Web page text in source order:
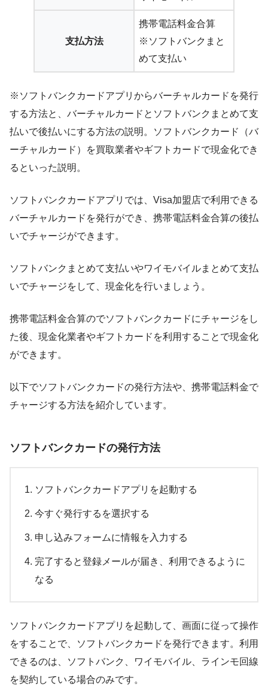
支払方法
携帯電話料金合算
※ソフトバンクまと
めて支払い
※ソフトバンクカードアプリからバーチャルカードを発行
する方法と、バーチャルカードとソフトバンクまとめて支
払いで後払いにする方法の説明。ソフトバンクカード（バ
ーチャルカード）を買取業者やギフトカードで現金化でき
るといった説明。
ソフトバンクカードアプリでは、Visa加盟店で利用できる
バーチャルカードを発行ができ、携帯電話料金合算の後払
いでチャージができます。
ソフトバンクまとめて支払いやワイモバイルまとめて支払
いでチャージをして、現金化を行いましょう。
携帯電話料金合算のでソフトバンクカードにチャージをし
た後、現金化業者やギフトカードを利用することで現金化
ができます。
以下でソフトバンクカードの発行方法や、携帯電話料金で
チャージする方法を紹介しています。
ソフトバンクカードの発行方法
ソフトバンクカードアプリを起動する
今すぐ発行するを選択する
申し込みフォームに情報を入力する
完了すると登録メールが届き、利用できるように
なる
ソフトバンクカードアプリを起動して、画面に従って操作
をすることで、ソフトバンクカードを発行できます。利用
できるのは、ソフトバンク、ワイモバイル、ラインモ回線
を契約している場合のみです。